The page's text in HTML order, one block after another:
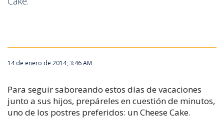
14 de enero de 2014, 3:46 AM
Para seguir saboreando estos días de vacaciones
junto a sus hijos, prepáreles en cuestión de minutos,
uno de los postres preferidos: un Cheese Cake.